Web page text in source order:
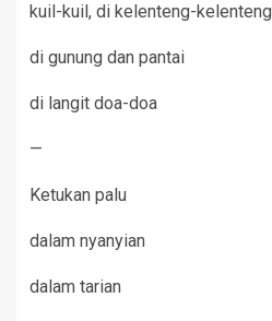
kuil-kuil, di kelenteng-kelenteng
di gunung dan pantai
di langit doa-doa
—
Ketukan palu
dalam nyanyian
dalam tarian